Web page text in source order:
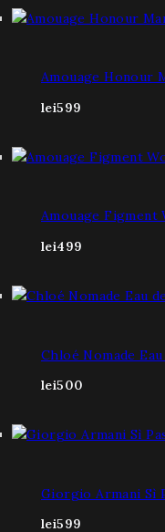
Amouage Honour
lei599
Amouage Figment
lei499
Chloé Nomade
lei500
Giorgio Armani Sì
lei599